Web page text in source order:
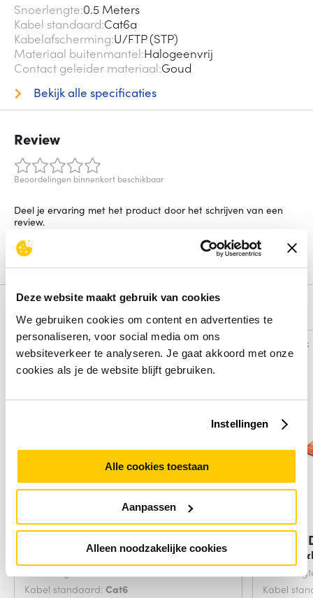
Deze website maakt gebruik van cookies
We gebruiken cookies om content en advertenties te
personaliseren, voor social media om ons
websiteverkeer te analyseren. Je gaat akkoord met onze
cookies als je de website blijft gebruiken.
Instellingen
Alle cookies toestaan
Aanpassen
Alleen noodzakelijke cookies
Snoerlengte 0.5 Meters
Kabel standaard Cat6a
Kabelafscherming U/FTP (STP)
Materiaal buitenmantel Halogeenvrij
Contact geleider materiaal Goud
Bekijk alle specificaties
Review
Beoordelingen binnenkort beschikbaar
Deel je ervaring met het product door het schrijven van een
review.
Schrijf een review
Alternatieven
Vergelijk
netwerkkabel Blauw
Kabel standaard: Cat6
Vergelijk
Digitus
Kabel